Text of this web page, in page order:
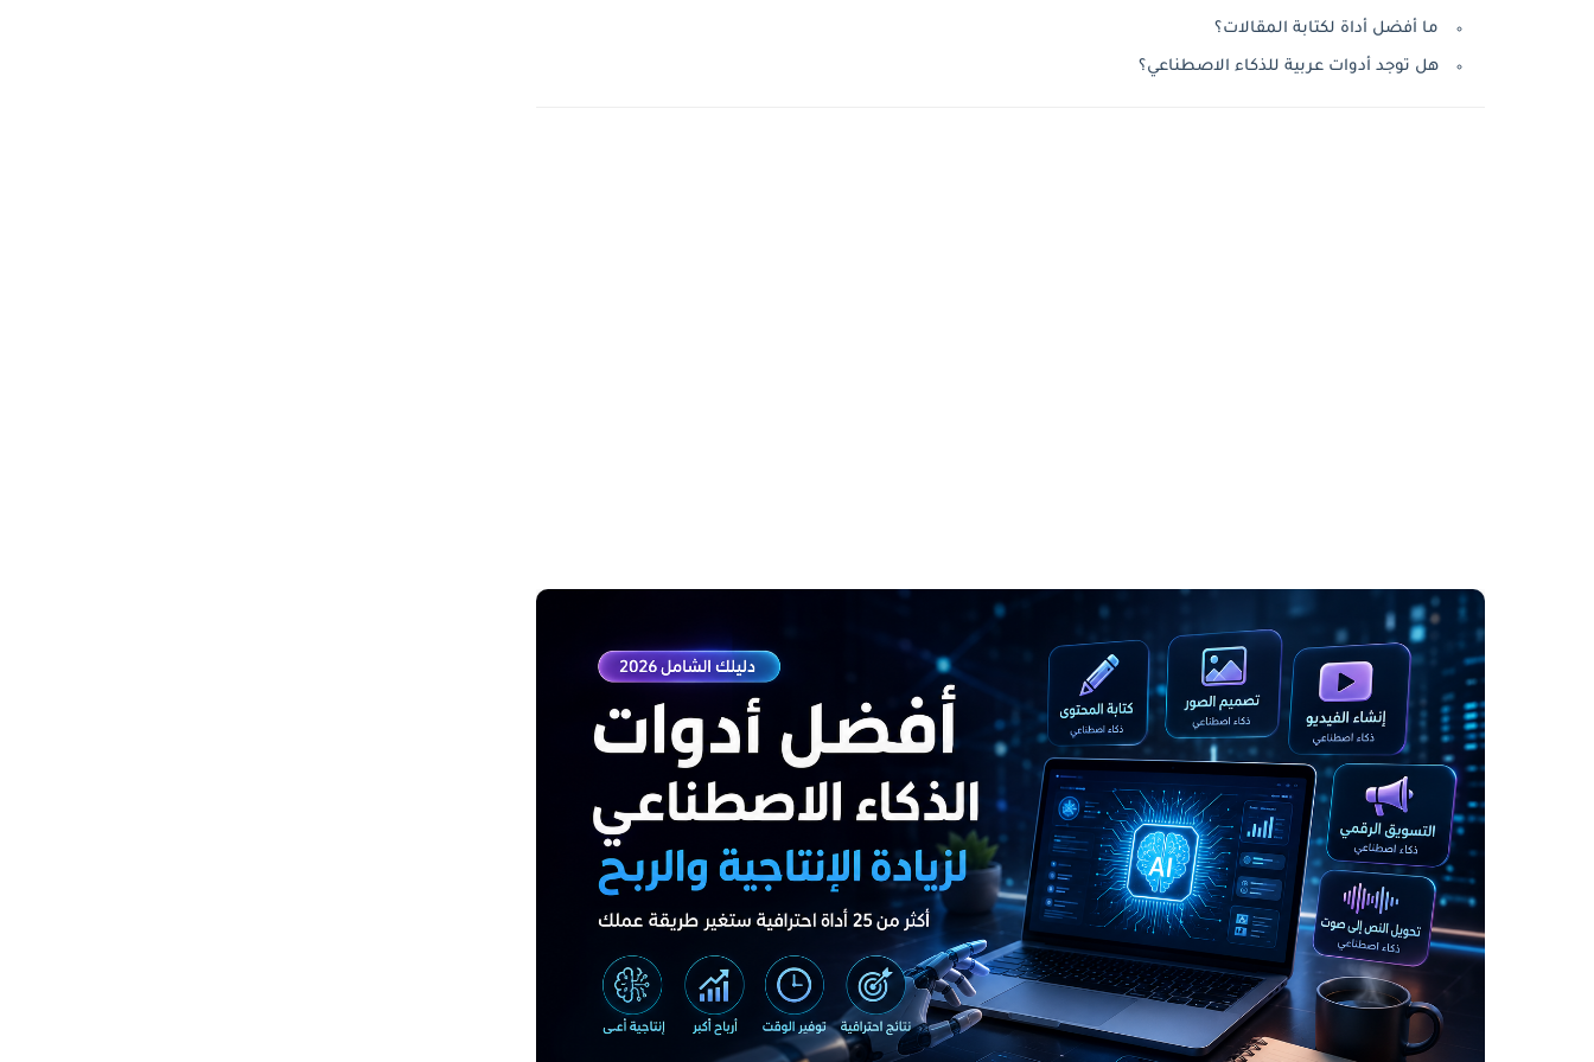
ما أفضل أداة لكتابة المقالات؟
هل توجد أدوات عربية للذكاء الاصطناعي؟